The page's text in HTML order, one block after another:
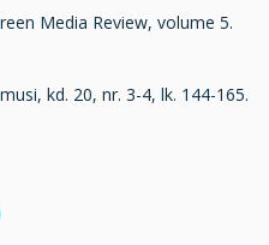
Media Review, volume 5.
kd. 20, nr. 3-4, lk. 144-165.